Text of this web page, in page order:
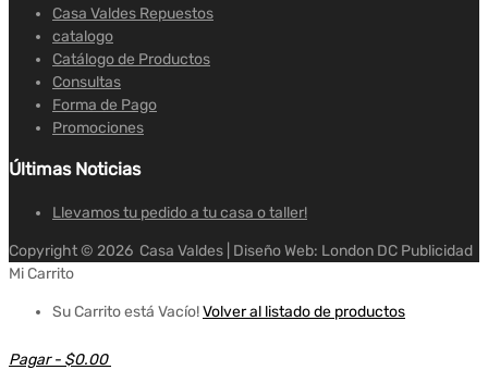
Casa Valdes Repuestos
catalogo
Catálogo de Productos
Consultas
Forma de Pago
Promociones
Últimas Noticias
Llevamos tu pedido a tu casa o taller!
Copyright © 2026 Casa Valdes | Diseño Web: London DC Publicidad
Mi Carrito
Su Carrito está Vacío!Volver al listado de productos
Pagar - $0.00